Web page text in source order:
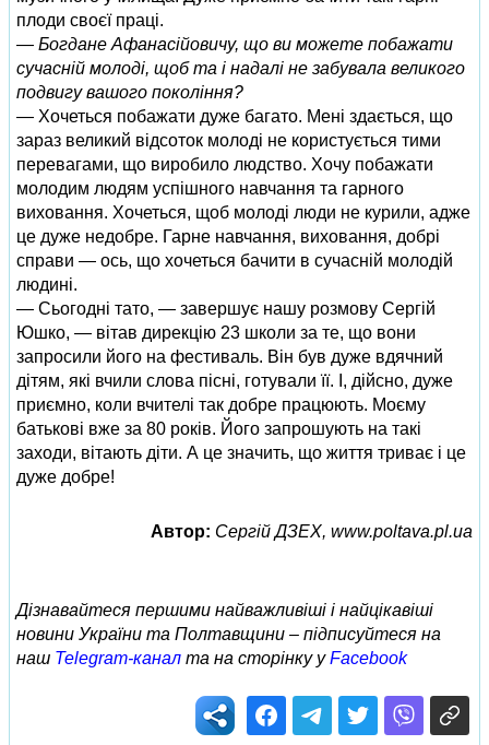
плоди своєї праці.
— Богдане Афанасійовичу, що ви можете побажати
сучасній молоді, щоб та і надалі не забувала великого
подвигу вашого покоління?
— Хочеться побажати дуже багато. Мені здається, що
зараз великий відсоток молоді не користується тими
перевагами, що виробило людство. Хочу побажати
молодим людям успішного навчання та гарного
виховання. Хочеться, щоб молоді люди не курили, адже
це дуже недобре. Гарне навчання, виховання, добрі
справи — ось, що хочеться бачити в сучасній молодій
людині.
— Сьогодні тато, — завершує нашу розмову Сергій
Юшко, — вітав дирекцію 23 школи за те, що вони
запросили його на фестиваль. Він був дуже вдячний
дітям, які вчили слова пісні, готували її. І, дійсно, дуже
приємно, коли вчителі так добре працюють. Моєму
батькові вже за 80 років. Його запрошують на такі
заходи, вітають діти. А це значить, що життя триває і це
дуже добре!
Автор: Сергій ДЗЕХ, www.poltava.pl.ua
Дізнавайтеся першими найважливіші і найцікавіші
новини України та Полтавщини – підписуйтеся на
наш Telegram-канал та на сторінку уFacebook